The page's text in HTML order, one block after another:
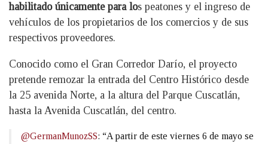
habilitado únicamente para los peatones y el ingreso de
vehículos de los propietarios de los comercios y de sus
respectivos proveedores.
Conocido como el Gran Corredor Darío, el proyecto
pretende remozar la entrada del Centro Histórico desde
la 25 avenida Norte, a la altura del Parque Cuscatlán,
hasta la Avenida Cuscatlán, del centro.
@GermanMunozSS: “A partir de este viernes 6 de mayo se